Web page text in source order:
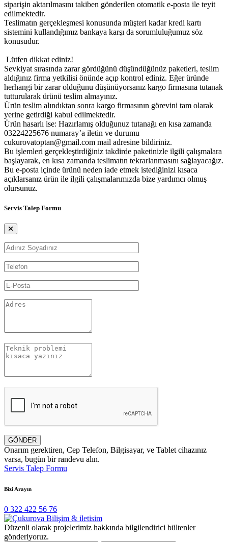
siparişin aktarılmasını takiben gönderilen otomatik e-posta ile teyit
edilmektedir.
Teslimatın gerçekleşmesi konusunda müşteri kadar kredi kartı
sistemini kullandığımız bankaya karşı da sorumluluğumuz söz
konusudur.
Lütfen dikkat ediniz!
Sevkiyat sırasında zarar gördüğünü düşündüğünüz paketleri, teslim
aldığınız firma yetkilisi önünde açıp kontrol ediniz. Eğer üründe
herhangi bir zarar olduğunu düşünüyorsanız kargo firmasına tutanak
tutturularak ürünü teslim almayınız.
Ürün teslim alındıktan sonra kargo firmasının görevini tam olarak
yerine getirdiği kabul edilmektedir.
Ürün hasarlı ise: Hazırlamış olduğunuz tutanağı en kısa zamanda
03224225676 numaray’a iletin ve durumu
cukurovatoptan@gmail.com mail adresine bildiriniz.
Bu işlemleri gerçekleştirdiğiniz takdirde paketinizle ilgili çalışmalara
başlayarak, en kısa zamanda teslimatın tekrarlanmasını sağlayacağız.
Bu e-posta içinde ürünü neden iade etmek istediğinizi kısaca
açıklarsanız ürün ile ilgili çalışmalarımızda bize yardımcı olmuş
olursunuz.
Servis Talep Formu
GÖNDER
Onarım gerektiren, Cep Telefon, Bilgisayar, ve Tablet cihazınız
varsa, bugün bir randevu alın.
Servis Talep Formu
Bizi Arayın
0 322 422 56 76
Düzenli olarak projelerimiz hakkında bilgilendirici bültenler
gönderiyoruz.